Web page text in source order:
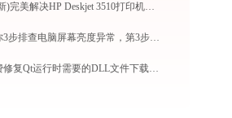
(2026最新)完美解决HP Deskjet 3510打印机驱动安装困扰，全面下载安装教程
专家教你3步排查电脑屏幕亮度异常，第3步是关键！
如何免费修复Qt运行时需要的DLL文件下载问题 - 金山毒霸